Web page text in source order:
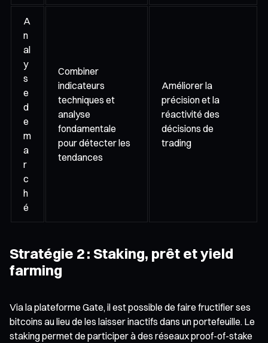
A
n
al
y
s
e
d
e
m
a
r
c
h
é
Combiner
indicateurs
techniques et
analyse
fondamentale
pour détecter les
tendances
Améliorer la
précision et la
réactivité des
décisions de
trading
Stratégie 2 : Staking, prêt et yield
farming
Via la plateforme Gate, il est possible de faire fructifier ses
bitcoins au lieu de les laisser inactifs dans un portefeuille. Le
staking permet de participer à des réseaux proof-of-stake